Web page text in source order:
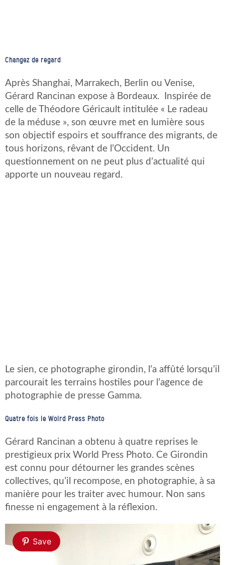
Changez de regard
Après Shanghai, Marrakech, Berlin ou Venise,
Gérard Rancinan expose à Bordeaux. Inspirée de
celle de Théodore Géricault intitulée « Le radeau
de la méduse », son œuvre met en lumière sous
son objectif espoirs et souffrance des migrants, de
tous horizons, rêvant de l’Occident. Un
questionnement on ne peut plus d’actualité qui
apporte un nouveau regard.
Le sien, ce photographe girondin, l’a affûté lorsqu’il
parcourait les terrains hostiles pour l’agence de
photographie de presse Gamma.
Quatre fois le Wolrd Press Photo
Gérard Rancinan a obtenu à quatre reprises le
prestigieux prix World Press Photo. Ce Girondin
est connu pour détourner les grandes scènes
collectives, qu’il recompose, en photographie, à sa
manière pour les traiter avec humour. Non sans
finesse ni engagement à la réflexion.
Save